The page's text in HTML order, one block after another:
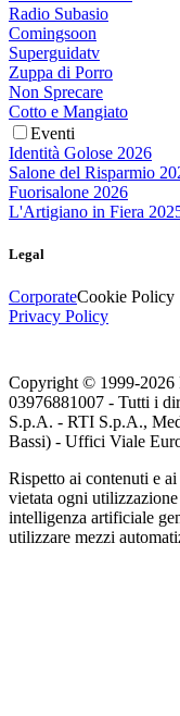
Radio Subasio
Comingsoon
Superguidatv
Zuppa di Porro
Non Sprecare
Cotto e Mangiato
Eventi
Identità Golose 2026
Salone del Risparmio
Fuorisalone 2026
L'Artigiano in Fiera
Legal
CorporateCookie Policy
Privacy Policy
Copyright © 1999-2026
03976881007 - Tutti i
S.p.A. - RTI S.p.A.,
Bassi) - Uffici Viale
Rispetto ai contenuti e
vietata ogni
intelligenza artificiale
utilizzare mezzi